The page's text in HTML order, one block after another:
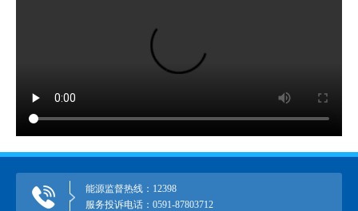
能源监督热线：12398
服务投诉电话：0591-87803712